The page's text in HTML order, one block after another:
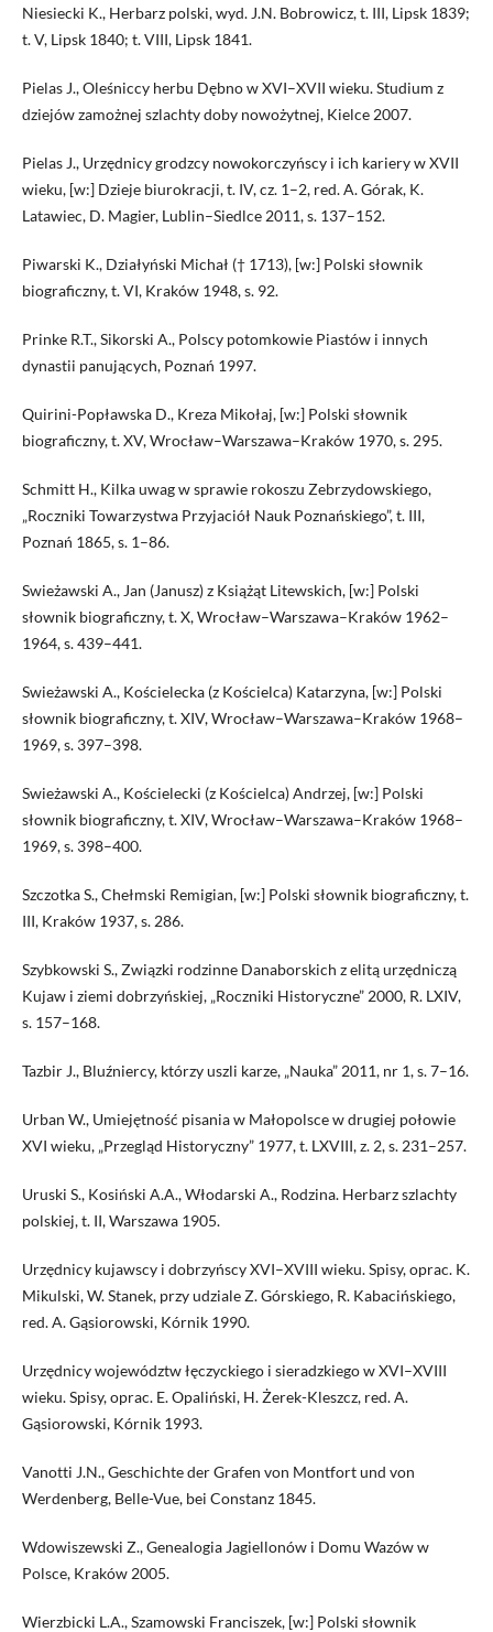
Niesiecki K., Herbarz polski, wyd. J.N. Bobrowicz, t. III, Lipsk 1839;
t. V, Lipsk 1840; t. VIII, Lipsk 1841.
Pielas J., Oleśniccy herbu Dębno w XVI–XVII wieku. Studium z
dziejów zamożnej szlachty doby nowożytnej, Kielce 2007.
Pielas J., Urzędnicy grodzcy nowokorczyńscy i ich kariery w XVII
wieku, [w:] Dzieje biurokracji, t. IV, cz. 1–2, red. A. Górak, K.
Latawiec, D. Magier, Lublin–Siedlce 2011, s. 137–152.
Piwarski K., Działyński Michał († 1713), [w:] Polski słownik
biograficzny, t. VI, Kraków 1948, s. 92.
Prinke R.T., Sikorski A., Polscy potomkowie Piastów i innych
dynastii panujących, Poznań 1997.
Quirini-Popławska D., Kreza Mikołaj, [w:] Polski słownik
biograficzny, t. XV, Wrocław–Warszawa–Kraków 1970, s. 295.
Schmitt H., Kilka uwag w sprawie rokoszu Zebrzydowskiego,
„Roczniki Towarzystwa Przyjaciół Nauk Poznańskiego”, t. III,
Poznań 1865, s. 1–86.
Swieżawski A., Jan (Janusz) z Książąt Litewskich, [w:] Polski
słownik biograficzny, t. X, Wrocław–Warszawa–Kraków 1962–
1964, s. 439–441.
Swieżawski A., Kościelecka (z Kościelca) Katarzyna, [w:] Polski
słownik biograficzny, t. XIV, Wrocław–Warszawa–Kraków 1968–
1969, s. 397–398.
Swieżawski A., Kościelecki (z Kościelca) Andrzej, [w:] Polski
słownik biograficzny, t. XIV, Wrocław–Warszawa–Kraków 1968–
1969, s. 398–400.
Szczotka S., Chełmski Remigian, [w:] Polski słownik biograficzny, t.
III, Kraków 1937, s. 286.
Szybkowski S., Związki rodzinne Danaborskich z elitą urzędniczą
Kujaw i ziemi dobrzyńskiej, „Roczniki Historyczne” 2000, R. LXIV,
s. 157–168.
Tazbir J., Bluźniercy, którzy uszli karze, „Nauka” 2011, nr 1, s. 7–16.
Urban W., Umiejętność pisania w Małopolsce w drugiej połowie
XVI wieku, „Przegląd Historyczny” 1977, t. LXVIII, z. 2, s. 231–257.
Uruski S., Kosiński A.A., Włodarski A., Rodzina. Herbarz szlachty
polskiej, t. II, Warszawa 1905.
Urzędnicy kujawscy i dobrzyńscy XVI–XVIII wieku. Spisy, oprac. K.
Mikulski, W. Stanek, przy udziale Z. Górskiego, R. Kabacińskiego,
red. A. Gąsiorowski, Kórnik 1990.
Urzędnicy województw łęczyckiego i sieradzkiego w XVI–XVIII
wieku. Spisy, oprac. E. Opaliński, H. Żerek-Kleszcz, red. A.
Gąsiorowski, Kórnik 1993.
Vanotti J.N., Geschichte der Grafen von Montfort und von
Werdenberg, Belle-Vue, bei Constanz 1845.
Wdowiszewski Z., Genealogia Jagiellonów i Domu Wazów w
Polsce, Kraków 2005.
Wierzbicki L.A., Szamowski Franciszek, [w:] Polski słownik